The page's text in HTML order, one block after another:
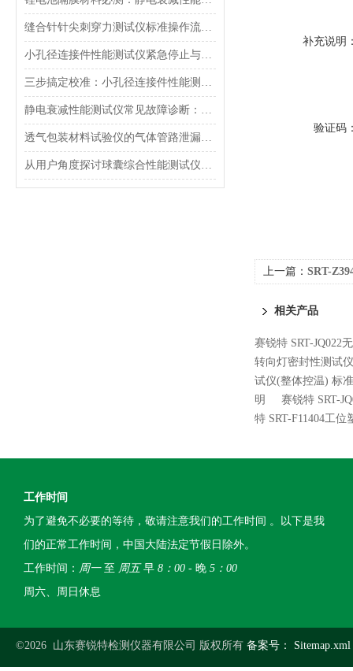
缝合针针尖刺穿力测试仪标准操作流程（SOP）及实验员培训要点
小孔径连接件性能测试仪紧急停止与异常状态下的安全复位操作
三步搞定校准：小孔径连接件性能测试仪的每日开机自检流程详解
静电衰减性能测试仪常见故障诊断：充电不稳定与电位漂移排查
透气包装材料试验仪的气体管路泄漏防护与废气排放系统详解
从用户角度探讨球囊综合性能测试仪的故障问题
补充说明
验证码
上一篇： SRT-
相关产品
赛锐特 SRT-JQ022
转向灯密封性测试
试仪(整体控温) 标准
明
赛锐特 SRT-
特 SRT-F11404工
工作时间
为了避免不必要的等待，敬请注意我们的工作时间 。以下是我
们的正常工作时间，中国大陆法定节假日除外。
工作时间： 周一至 周五早 8：00 - 晚 5：00
周六、周日休息
©2026 山东赛锐特检测仪器有限公司 版权所有 备案号： Sitemap.xml